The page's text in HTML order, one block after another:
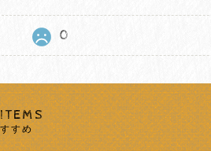
0
すめ